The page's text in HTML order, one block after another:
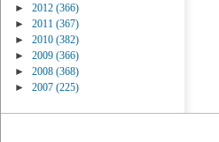
►
2012 (366)
►
2011 (367)
►
2010 (382)
►
2009 (366)
►
2008 (368)
►
2007 (225)